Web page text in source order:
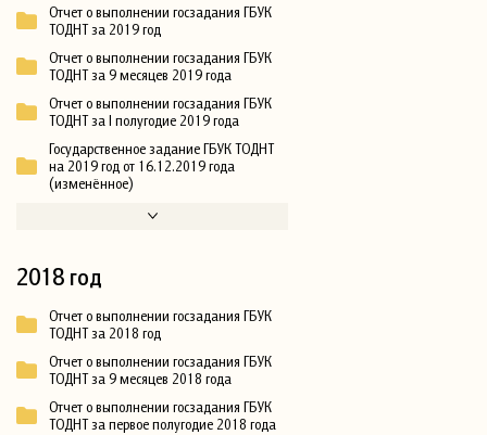
Отчет о выполнении госзадания ГБУК
ТОДНТ за 2019 год
Отчет о выполнении госзадания ГБУК
ТОДНТ за 9 месяцев 2019 года
Отчет о выполнении госзадания ГБУК
ТОДНТ за I полугодие 2019 года
Государственное задание ГБУК ТОДНТ
на 2019 год от 16.12.2019 года
(изменённое)
2018 год
Отчет о выполнении госзадания ГБУК
ТОДНТ за 2018 год
Отчет о выполнении госзадания ГБУК
ТОДНТ за 9 месяцев 2018 года
Отчет о выполнении госзадания ГБУК
ТОДНТ за первое полугодие 2018 года